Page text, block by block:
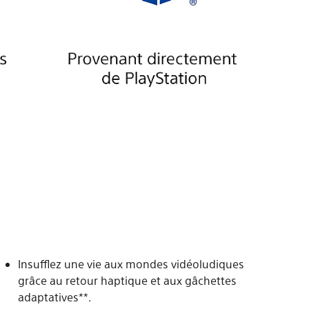
Insufflez une vie aux mondes vidéoludiques
grâce au retour haptique et aux gâchettes
adaptatives**.